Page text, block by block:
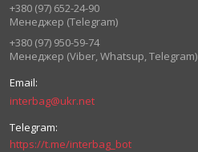
+380 (97) 652-24-90
Менеджер (Telegram)
+380 (97) 950-59-74
Менеджер (Viber, Whatsup, Telegram)
interbag@ukr.net
https://t.me/interbag_bot